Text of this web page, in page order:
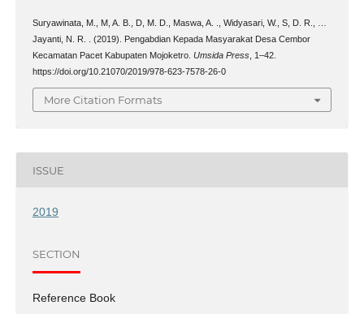
Suryawinata, M., M, A. B., D, M. D., Maswa, A. ., Widyasari, W., S, D. R., …
Jayanti, N. R. . (2019). Pengabdian Kepada Masyarakat Desa Cembor
Kecamatan Pacet Kabupaten Mojoketro. Umsida Press, 1–42.
https://doi.org/10.21070/2019/978-623-7578-26-0
More Citation Formats
ISSUE
2019
SECTION
Reference Book